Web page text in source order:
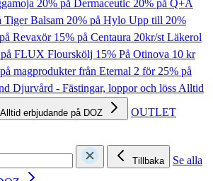
20% på Dermaceutic 20% på Q+A
Tiger Balsam 20% på Hylo Upp till 20%
Revaxör 15% på Centaura 20kr/st Läkerol
FLUX Flourskölj 15% På Otinova 10 kr
magprodukter från Eternal 2 för 25% på
Djurvård - Fästingar, loppor och lössAlltid
Alltid erbjudande på DOZ OUTLET
Tillbaka
Se alla